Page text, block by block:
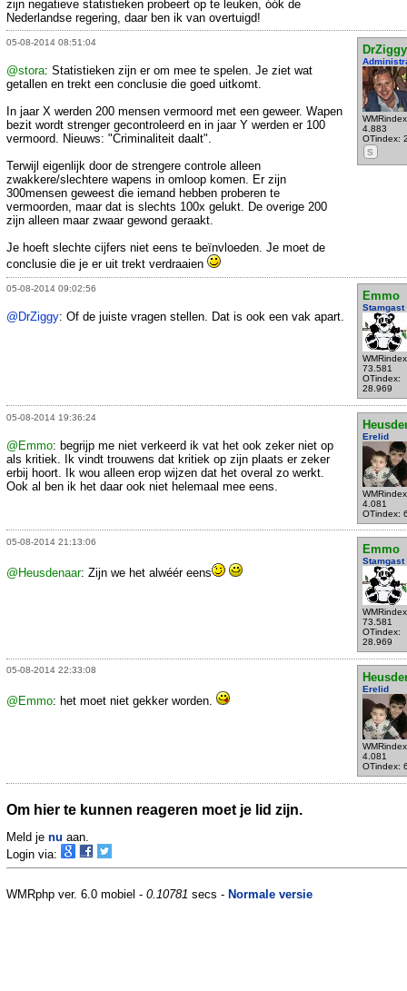
zijn negatieve statistieken probeert op te leuken, óók de
Nederlandse regering, daar ben ik van overtuigd!
05-08-2014 08:51:04
DrZiggy
4.883
OTindex:
S
@stora: Statistieken zijn er om mee te spelen. Je ziet wat
getallen en trekt een conclusie die goed uitkomt.
In jaar X werden 200 mensen vermoord met een geweer. Wapen
bezit wordt strenger gecontroleerd en in jaar Y werden er 100
vermoord. Nieuws: "Criminaliteit daalt".
Terwijl eigenlijk door de strengere controle alleen
zwakkere/slechtere wapens in omloop komen. Er zijn
300mensen geweest die iemand hebben proberen te
vermoorden, maar dat is slechts 100x gelukt. De overige 200
zijn alleen maar zwaar gewond geraakt.
Je hoeft slechte cijfers niet eens te beïnvloeden. Je moet de
conclusie die je er uit trekt verdraaien
05-08-2014 09:02:56
Emmo
Stamgast
73.581
OTindex:
28.969
@DrZiggy: Of de juiste vragen stellen. Dat is ook een vak apart.
05-08-2014 19:36:24
Erelid
4.081
OTindex:
@Emmo: begrijp me niet verkeerd ik vat het ook zeker niet op
als kritiek. Ik vindt trouwens dat kritiek op zijn plaats er zeker
erbij hoort. Ik wou alleen erop wijzen dat het overal zo werkt.
Ook al ben ik het daar ook niet helemaal mee eens.
05-08-2014 21:13:06
Emmo
Stamgast
73.581
OTindex:
28.969
@Heusdenaar: Zijn we het alwéér eens
05-08-2014 22:33:08
Erelid
4.081
OTindex:
@Emmo: het moet niet gekker worden.
Om hier te kunnen reageren moet je lid zijn.
Meld je nu aan.
Login via:
WMRphp ver. 6.0 mobiel - 0.10781 secs - Normale versie